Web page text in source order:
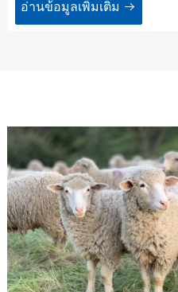
อ่านข้อมูลเพิ่มเติม 